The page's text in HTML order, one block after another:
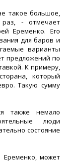
такое большое,
раз, - отмечает
Еременко. Его
для баров и
варианты
предложений по
К примеру,
который
Такую сумму
также немало
люди
состояние
Еременко, может